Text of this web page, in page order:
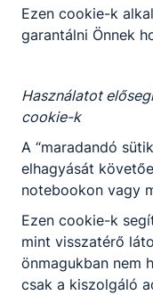
2026. jún. 24. -
Ezen cookie-k
garantálni Önnek
Használatot
cookie-k
A “maradandó
elhagyását
notebookon vagy
Ezen cookie-k
mint visszatérő
önmagukban nem
csak a kiszolgáló